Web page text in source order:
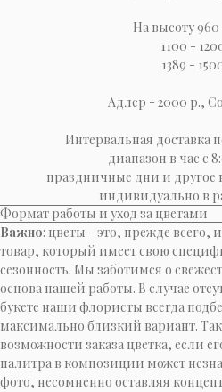
На высоту
1100 -
1389 -
Адлер - 2000 р.,
Интервальная доставка
диапазон в час с
праздничные дни и другое
индивидуально в
Формат работы и уход за цветами
Важно: цветы - это, прежде
товар, который имеет свою
сезонность. Мы заботимся о
основа нашей работы. В случае
букете наши флористы всегда
максимально близкий вариант. Так
возможности заказа цветка, если
палитра в композиции может
фото, несомненно оставляя